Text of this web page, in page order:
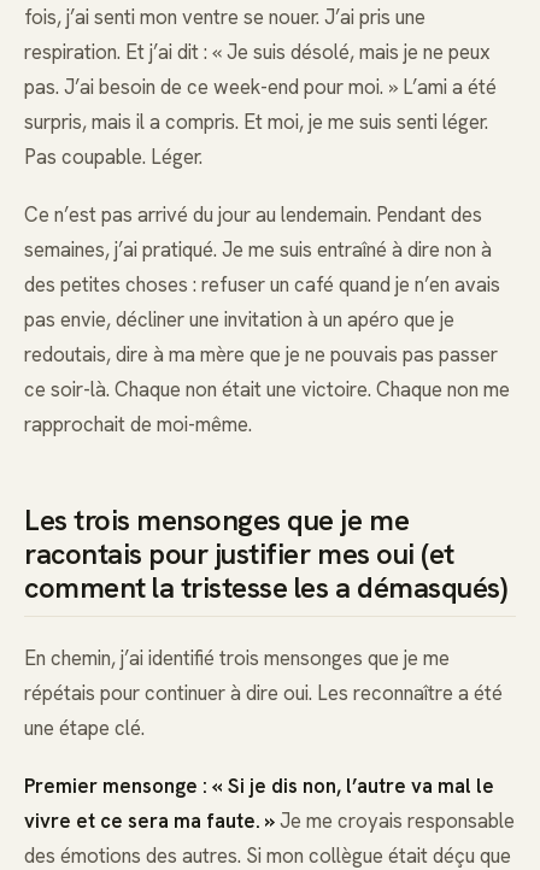
fois, j’ai senti mon ventre se nouer. J’ai pris une
respiration. Et j’ai dit : « Je suis désolé, mais je ne peux
pas. J’ai besoin de ce week-end pour moi. » L’ami a été
surpris, mais il a compris. Et moi, je me suis senti léger.
Pas coupable. Léger.
Ce n’est pas arrivé du jour au lendemain. Pendant des
semaines, j’ai pratiqué. Je me suis entraîné à dire non à
des petites choses : refuser un café quand je n’en avais
pas envie, décliner une invitation à un apéro que je
redoutais, dire à ma mère que je ne pouvais pas passer
ce soir-là. Chaque non était une victoire. Chaque non me
rapprochait de moi-même.
Les trois mensonges que je me
racontais pour justifier mes oui (et
comment la tristesse les a démasqués)
En chemin, j’ai identifié trois mensonges que je me
répétais pour continuer à dire oui. Les reconnaître a été
une étape clé.
Premier mensonge : « Si je dis non, l’autre va mal le
vivre et ce sera ma faute. »Je me croyais responsable
des émotions des autres. Si mon collègue était déçu que